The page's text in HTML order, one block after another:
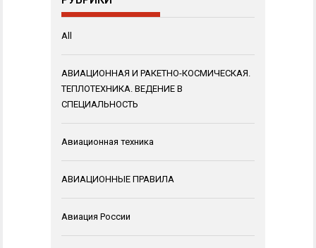
All
АВИАЦИОННАЯ И РАКЕТНО-КОСМИЧЕСКАЯ.
ТЕПЛОТЕХНИКА. ВЕДЕНИЕ В
СПЕЦИАЛЬНОСТЬ
Авиационная техника
АВИАЦИОННЫЕ ПРАВИЛА
Авиация России